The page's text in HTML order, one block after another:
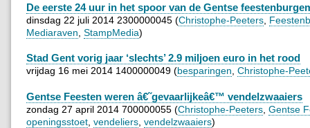
De eerste 24 uur in het spoor van de Gentse
dinsdag 22 juli 2014 2300000045 (Christophe-Peeters
Mediaraven StampMedia)
Stad Gent vorig jaar ‘slechts’ 2.9 miljoen euro in het rood
vrijdag 16 mei 2014 1400000049 (besparingen Christophe-
Gentse Feesten weren â€˜gevaarlijkeâ€™ vendelzwaaiers
zondag 27 april 2014 700000055 (Christophe-Peeters Gentse
openingsstoet vendeliers vendelzwaaiers)